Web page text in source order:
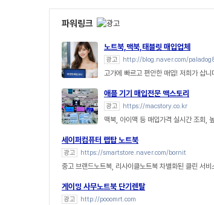
파워링크
노트북,맥북,태블릿 매입업체
광고 http://blog.naver.com/
고가에 빠르고 편안한 매입! 저희가 삽
애플 기기 매입전문 맥스토리
광고 https://macstory.co.kr
맥북, 아이맥 등 매입가격 실시간 조회,
세이퍼컴퓨터 랩탑 노트북
광고 https://smartstore.naver.com/bornit
중고 브랜드노트북, 리사이클노트북 차별화된 클린 서
게이밍 사무노트북 단기렌탈
광고 http://pooomrt.com